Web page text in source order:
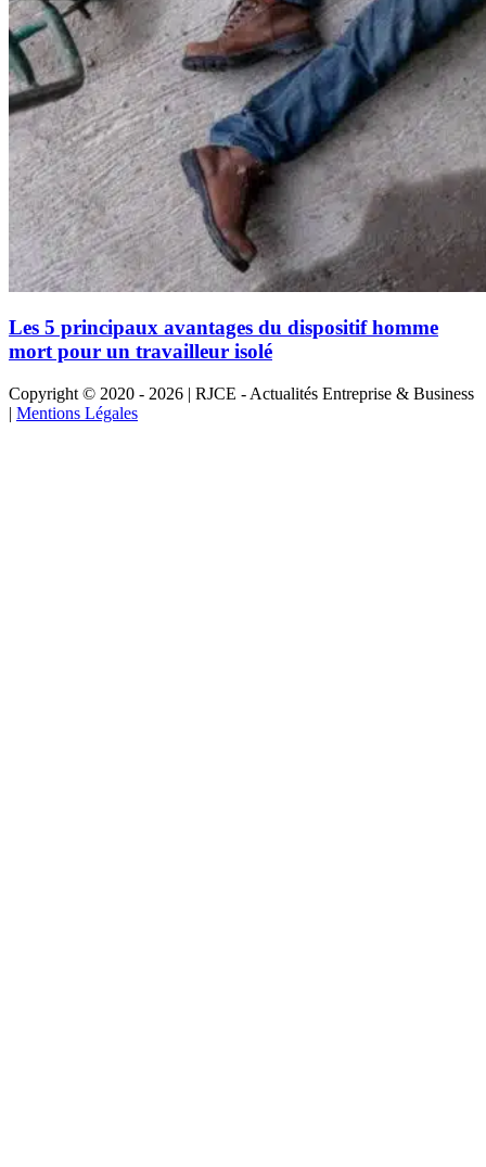
Les 5 principaux avantages du dispositif homme
mort pour un travailleur isolé
Copyright © 2020 - 2026 | RJCE - Actualités Entreprise & Business
| Mentions Légales